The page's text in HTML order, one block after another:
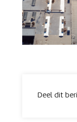
Deel dit